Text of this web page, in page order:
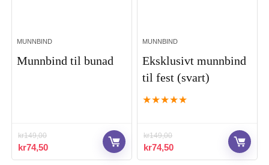
MUNNBIND
Munnbind til bunad
kr149,00
Opprinnelig
pris
kr74,50Nåværende
pris
MUNNBIND
Eksklusivt munnbind
til fest (svart)
★★★★★
kr149,00
Opprinnelig
pris
kr74,50Nåværende
pris